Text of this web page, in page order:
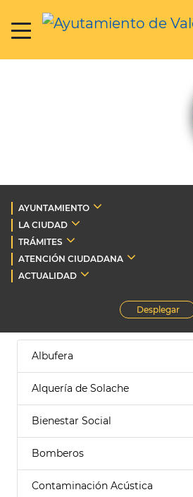
AYUNTAMIENTO
LA CIUDAD
TRÁMITES
ATENCIÓN CIUDADANA
ACTUALIDAD
Desplegar
Albufera
Alquería de Solache
Bienestar Social
Bomberos
Contaminación Acústica